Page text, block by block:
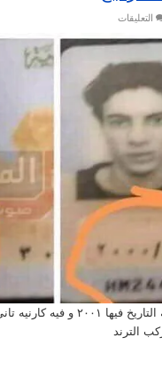
التعليقات
تزوير
محمد
راجح
الترند